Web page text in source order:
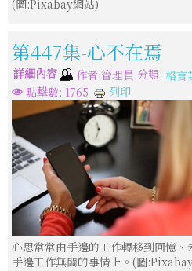
(圖:Pixabay網站)
第447集-心不在焉
詳細內容 作者 管理員 分類: 格言
點擊數: 1765
列印
心思常常由手邊的工作轉移到回憶
手邊工作無關的事情上。(圖